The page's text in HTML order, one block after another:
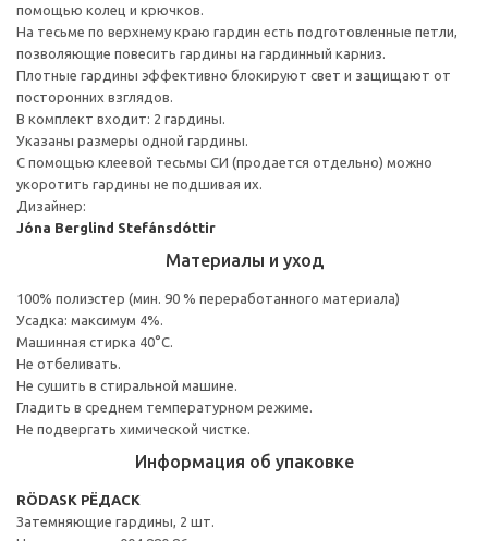
помощью колец и крючков.
На тесьме по верхнему краю гардин есть подготовленные петли,
позволяющие повесить гардины на гардинный карниз.
Плотные гардины эффективно блокируют свет и защищают от
посторонних взглядов.
В комплект входит: 2 гардины.
Указаны размеры одной гардины.
С помощью клеевой тесьмы СИ (продается отдельно) можно
укоротить гардины не подшивая их.
Дизайнер:
Jóna Berglind Stefánsdóttir
Материалы и уход
100% полиэстер (мин. 90 % переработанного материала)
Усадка: максимум 4%.
Машинная стирка 40°С.
Не отбеливать.
Не сушить в стиральной машине.
Гладить в среднем температурном режиме.
Не подвергать химической чистке.
Информация об упаковке
RÖDASK РЁДАСК
Затемняющие гардины, 2 шт.